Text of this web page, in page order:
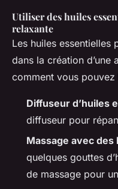
Utiliser des huiles
relaxante
Les huiles essentielles
dans la création d’une
comment vous pouvez
Diffuseur d’huiles
diffuseur pour
Massage avec
quelques gouttes
de massage pour